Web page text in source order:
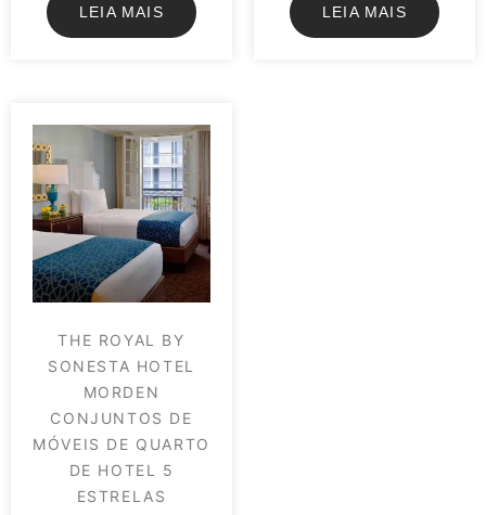
LEIA MAIS LEIA MAIS
THE ROYAL BY
SONESTA HOTEL
MORDEN
CONJUNTOS DE
MÓVEIS DE QUARTO
DE HOTEL 5
ESTRELAS